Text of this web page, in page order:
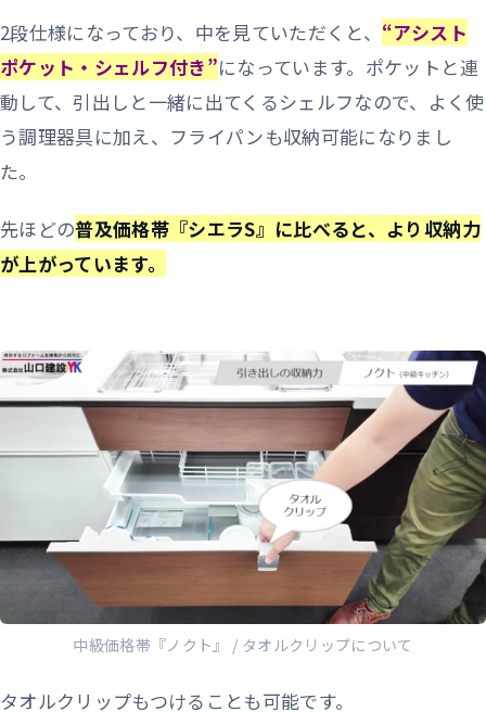
2段仕様になっており、中を見ていただくと、 “アシスト
ポケット・シェルフ付き”になっています。ポケットと連
動して、引出しと一緒に出てくるシェルフなので、よく使
う調理器具に加え、フライパンも収納可能になりまし
た。
先ほどの普及価格帯『シエラS』に比べると、より収納力
が上がっています。
中級価格帯『ノクト』 / タオルクリップについて
タオルクリップもつけることも可能です。